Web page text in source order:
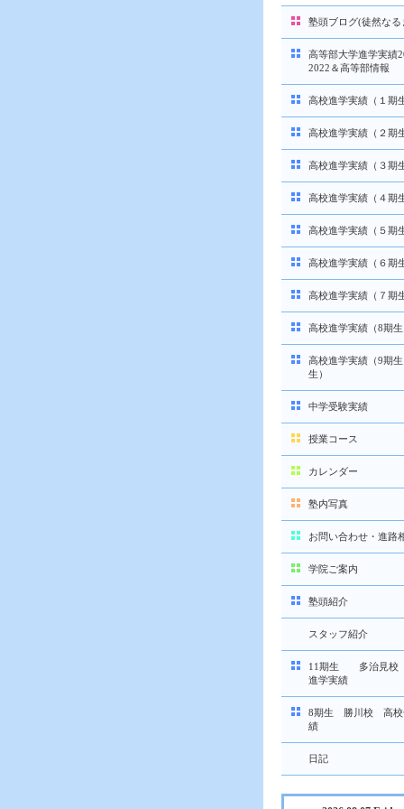
塾頭ブログ(徒然なる
高等部大学進学実績
2022＆高等部情報
高校進学実績（１期
高校進学実績（２期
高校進学実績（３期
高校進学実績（４期
高校進学実績（５期
高校進学実績（６期
高校進学実績（７期
高校進学実績（8期生
高校進学実績（9期
生）
中学受験実績
授業コース
カレンダー
塾内写真
お問い合わせ・進路
学院ご案内
塾頭紹介
スタッフ紹介
11期生 多治見校
進学実績
8期生 勝川校 高校
績
日記